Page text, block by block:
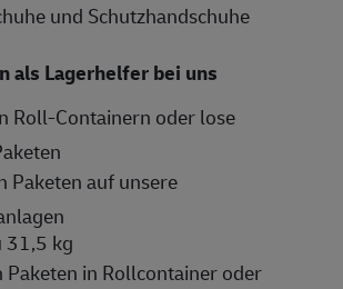
und Schutzhandschuhe
als Lagerhelfer bei uns
Roll-Containern oder lose
Paketen auf unsere
31,5 kg
Paketen in Rollcontainer oder